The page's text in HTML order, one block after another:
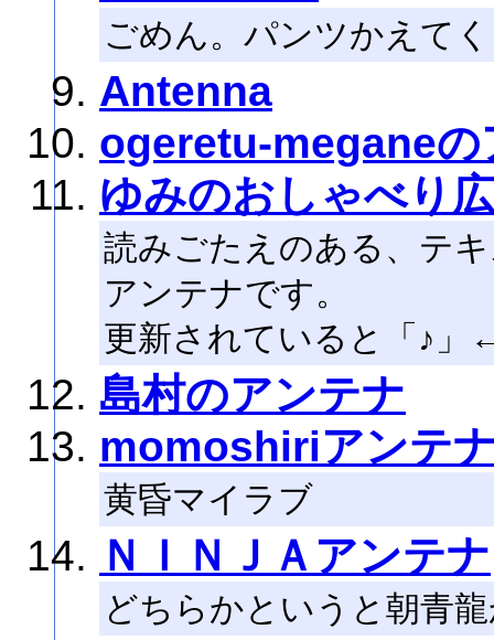
ごめん。パンツかえて
Antenna
ogeretu-meganeの
ゆみのおしゃべり
読みごたえのある、テ
アンテナです。
更新されていると「♪」
島村のアンテナ
momoshiriアンテ
黄昏マイラブ
ＮＩＮＪＡアンテナ
どちらかというと朝青